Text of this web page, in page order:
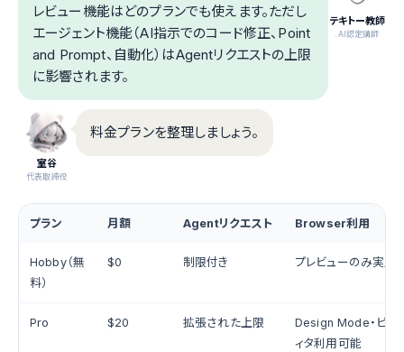
テキトー教師
.AI認定講師
レビュー機能はどのプランでも使えます。ただし
エージェント機能（AI指示でのコード修正、Point
and Prompt、自動化）はAgentリクエストの上限
に影響されます。
室谷
代表取締役
料金プランを整理しましょう。
プラン 月額 Agentリクエスト Browser利用
Hobby（無
料）
$0 制限付き プレビューのみ実用
Pro $20 拡張された上限
Design Mode・ビジ
ィタ利用可能